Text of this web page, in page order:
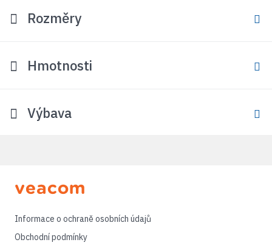
Rozměry
Hmotnosti
Výbava
Informace o ochraně osobních údajů
Obchodní podmínky